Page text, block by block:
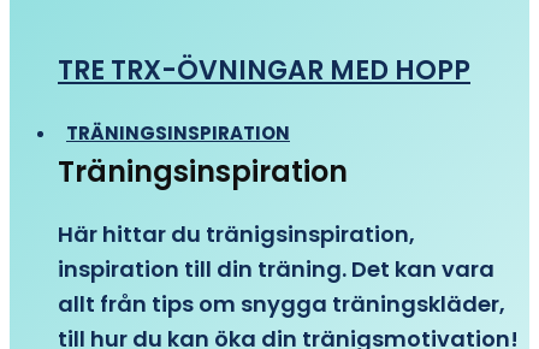
TRE TRX-ÖVNINGAR MED HOPP
TRÄNINGSINSPIRATION
Träningsinspiration
Här hittar du tränigsinspiration,
inspiration till din träning. Det kan vara
allt från tips om snygga träningskläder,
till hur du kan öka din tränigsmotivation!